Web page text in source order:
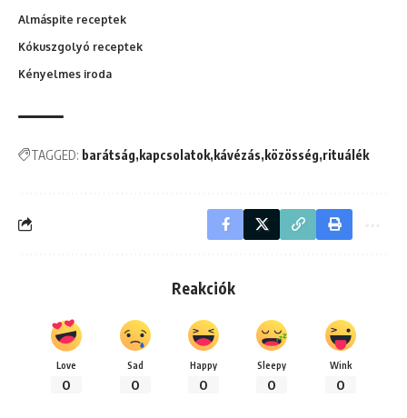
Almáspite receptek
Kókuszgolyó receptek
Kényelmes iroda
TAGGED: barátság kapcsolatok kávézás közösség rituálék
Reakciók
Love
0
Sad
0
Happy
0
Sleepy
0
Wink
0